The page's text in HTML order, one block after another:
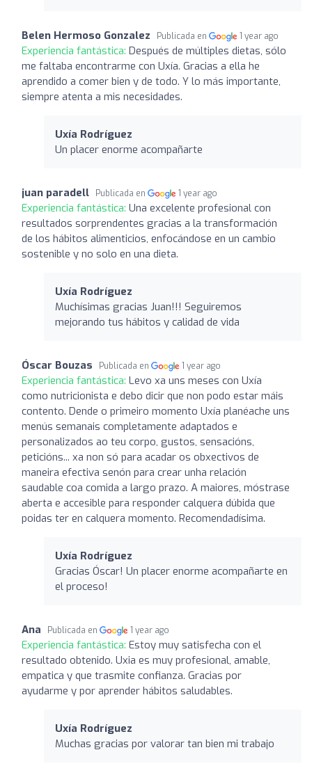
Belen Hermoso Gonzalez Publicada en 1 year ago
Experiencia fantástica: Después de múltiples dietas, sólo
me faltaba encontrarme con Uxía. Gracias a ella he
aprendido a comer bien y de todo. Y lo más importante,
siempre atenta a mis necesidades.
Uxía Rodríguez
Un placer enorme acompañarte
juan paradell Publicada en 1 year ago
Experiencia fantástica: Una excelente profesional con
resultados sorprendentes gracias a la transformación
de los hábitos alimenticios, enfocándose en un cambio
sostenible y no solo en una dieta.
Uxía Rodríguez
Muchísimas gracias Juan!!! Seguiremos
mejorando tus hábitos y calidad de vida
Óscar Bouzas Publicada en 1 year ago
Experiencia fantástica: Levo xa uns meses con Uxía
como nutricionista e debo dicir que non podo estar máis
contento. Dende o primeiro momento Uxía planéache uns
menús semanais completamente adaptados e
personalizados ao teu corpo, gustos, sensacións,
peticións... xa non só para acadar os obxectivos de
maneira efectiva senón para crear unha relación
saudable coa comida a largo prazo. A maiores, móstrase
aberta e accesible para responder calquera dúbida que
poidas ter en calquera momento. Recomendadísima.
Uxía Rodríguez
Gracias Óscar! Un placer enorme acompañarte en
el proceso!
Ana Publicada en 1 year ago
Experiencia fantástica: Estoy muy satisfecha con el
resultado obtenido. Uxia es muy profesional, amable,
empatica y que trasmite confianza. Gracias por
ayudarme y por aprender hábitos saludables.
Uxía Rodríguez
Muchas gracias por valorar tan bien mi trabajo